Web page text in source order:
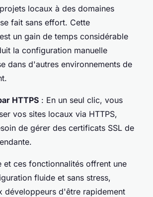
locaux à des domaines
fait sans effort. Cette
un gain de temps considérable
la configuration manuelle
dans d'autres environnements de
HTTPS : En un seul clic, vous
vos sites locaux via HTTPS,
de gérer des certificats SSL de
et ces fonctionnalités offrent une
fluide et sans stress,
développeurs d'être rapidement